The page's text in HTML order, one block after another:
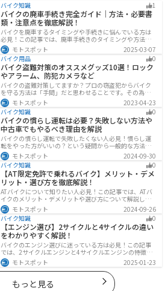
バイク知識 1
バイクの廃車手続き完全ガイド｜方法・必要書
類・注意点を徹底解説！
バイクを廃車するタイミングや手続きに悩んでいる方は
必見！この記事では、廃車手続きのタイミングや方法、
流れを解説しています。実は、手続きの注意点や業者に
依頼する際のポイントがあります。記事を読めば、バイ
クの廃車手続きがスムーズに行えるでしょう。
モトスポット
2025-03-07
バイク用品
0
バイク盗難対策のオススメグッズ10選！ロック
やアラーム、防犯カメラなど
バイクの盗難対策してますか？プロの窃盗犯からバイク
を守る方法は「手間」だと思わせることです。その為に
は「チェーンロック 」「ディスクロック」などしっかり
と対策をしておきましょう。この記事では、すぐできる
バイクの盗難対策オススメグッズを紹介します。
モトスポット
2023-04-23
バイク知識
0
バイクの慣らし運転は必要？失敗しない方法や
中古車でもやるべき理由を解説
バイクの慣らし運転で失敗したくない人必見！慣らし運
転をやった方がいいの？という疑問から一般的な方法、
メーカ推奨の方法まで具体的に解説します。注意点や中
古車でもやった方がいいのか慣らし運転後にやるべきこ
ともまとめたので、これからバイクを買おうとしている
人は参考にしてください。
モトスポット
2024-09-30
バイク知識
0
【AT限定免許で乗れるバイク】メリット・デメ
リット・選び方を徹底解説！
ATバイクについて知りたい人必見！この記事では、ATバ
イクのメリット・デメリットや選び方について解説しま
す。 実はAT限定免許で乗れるバイクの種類は多数ありま
す。記事を参考に、自分に合ったATバイクを選びましょ
う。
モトスポット
2024-09-26
バイク知識
0
【エンジン選び】2サイクルと4サイクルの違い
をわかりやすく解説！
バイクのエンジン選びに迷っている方は必見！この記事
では、2サイクルエンジンと4サイクルエンジンの特徴や
メリット、選び方を解説しています。実は、4サイクルエ
ンジンは燃費が良く経済的で扱いやすいため、初心者の
方にはおすすめです。記事を読めば、最適なエンジン選
びのヒントが得られます。
モトスポット 2025-01-23
もっと見る